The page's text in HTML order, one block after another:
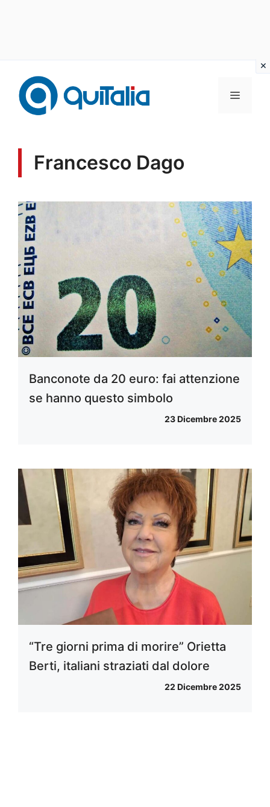
contenuto
MENU
Francesco Dago
Banconote da 20 euro: fai attenzione
se hanno questo simbolo
23 Dicembre 2025
“Tre giorni prima di morire” Orietta
Berti, italiani straziati dal dolore
22 Dicembre 2025